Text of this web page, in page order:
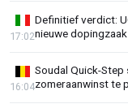
Definitief verdict:
nieuwe dopingzaak
17:02
Soudal Quick-
zomeraanwinst te
16:04